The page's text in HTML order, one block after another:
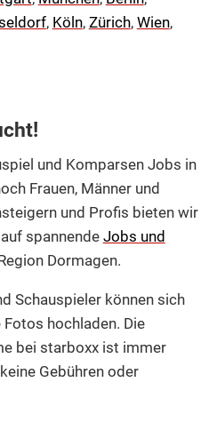
, Köln, Zürich, Wien,
und Komparsen Jobs in
Frauen, Männer und
und Profis bieten wir
spannendeJobs und
Dormagen.
Schauspieler können sich
hochladen. Die
bei starboxx ist immer
Gebühren oder